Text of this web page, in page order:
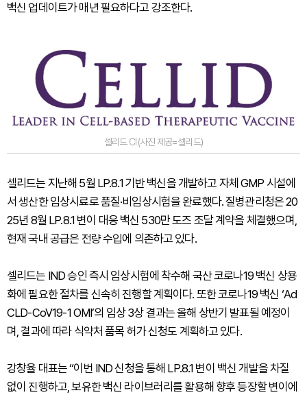
백신 업데이트가 매년 필요하다고 강조한다.
셀리드 CI (사진 제공=셀리드)
셀리드는 지난해 5월 LP.8.1 기반 백신을 개발하고 자체 GMP 시설에
서 생산한 임상시료로 품질·비임상시험을 완료했다. 질병관리청은 20
25년 8월 LP.8.1 변이 대응 백신 530만 도즈 조달 계약을 체결했으며,
현재 국내 공급은 전량 수입에 의존하고 있다.
셀리드는 IND 승인 즉시 임상시험에 착수해 국산 코로나19 백신 상용
화에 필요한 절차를 신속히 진행할 계획이다. 또한 코로나19 백신 ‘Ad
CLD-CoV19-1 OMI’의 임상 3상 결과는 올해 상반기 발표될 예정이
며, 결과에 따라 식약처 품목 허가 신청도 계획하고 있다.
강창율 대표는 “이번 IND 신청을 통해 LP.8.1 변이 백신 개발을 차질
없이 진행하고, 보유한 백신 라이브러리를 활용해 향후 등장할 변이에